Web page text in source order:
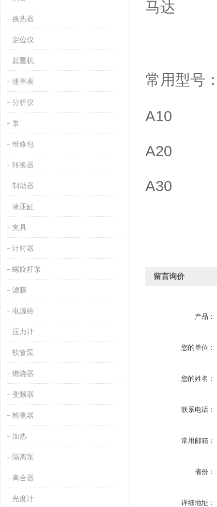
换热器
定位仪
起重机
速率表
分析仪
泵
维修包
转换器
制动器
液压缸
夹具
计时器
螺旋杆泵
滤膜
电源砖
压力计
软管泵
燃烧器
变频器
检测器
加热
隔离泵
离合器
光度计
马达
常用型号
A10
A20
A30
留言询价
产品：
您的单位：
您的姓名：
联系电话：
常用邮箱：
省份：
详细地址：